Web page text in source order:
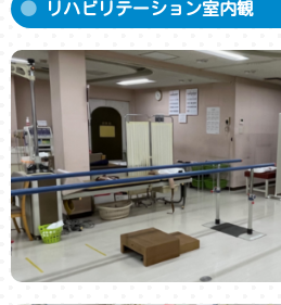
リハビリテーション室内観